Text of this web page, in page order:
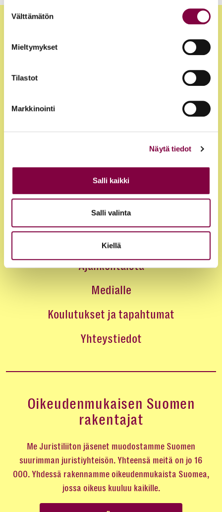
Suostumuksen
valinta
Välttämätön
Mieltymykset
Tilastot
Markkinointi
Näytä tiedot
Salli kaikki
Salli valinta
Kiellä
Jäsenyys
Edut ja palvelut
Loma-asunnot
Juristirekrytointi
Ajankohtaista
Medialle
Koulutukset ja tapahtumat
Yhteystiedot
Oikeudenmukaisen Suomen
rakentajat
Me Juristiliiton jäsenet muodostamme Suomen
suurimman juristiyhteisön. Yhteensä meitä on jo 16
000. Yhdessä rakennamme oikeudenmukaista Suomea,
jossa oikeus kuuluu kaikille.